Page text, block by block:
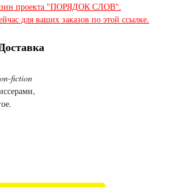
проекта "ПОРЯДОК СЛОВ".
для ваших заказов по этой ссылке.
fiction